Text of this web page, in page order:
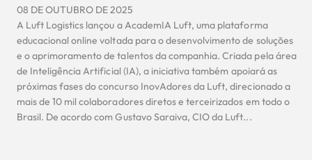
08 DE OUTUBRO DE 2025
A Luft Logistics lançou a AcademIA Luft, uma plataforma
educacional online voltada para o desenvolvimento de soluções
e o aprimoramento de talentos da companhia. Criada pela área
de Inteligência Artificial (IA), a iniciativa também apoiará as
próximas fases do concurso InovAdores da Luft, direcionado a
mais de 10 mil colaboradores diretos e terceirizados em todo o
Brasil. De acordo com Gustavo Saraiva, CIO da Luft...